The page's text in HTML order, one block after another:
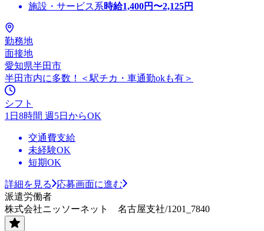
施設・サービス系時給1,400円〜2,125円
勤務地
面接地
愛知県半田市
半田市内に多数！＜駅チカ・車通勤okも有＞
シフト
1日8時間 週5日からOK
交通費支給
未経験OK
短期OK
詳細を見る
応募画面に進む
派遣労働者
株式会社ニッソーネット 名古屋支社/1201_7840